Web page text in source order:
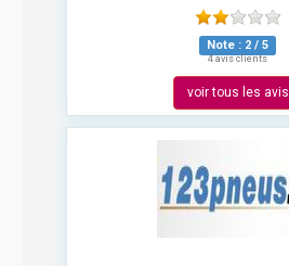
Note : 2 / 5
4 avis clients
voir tous les avis